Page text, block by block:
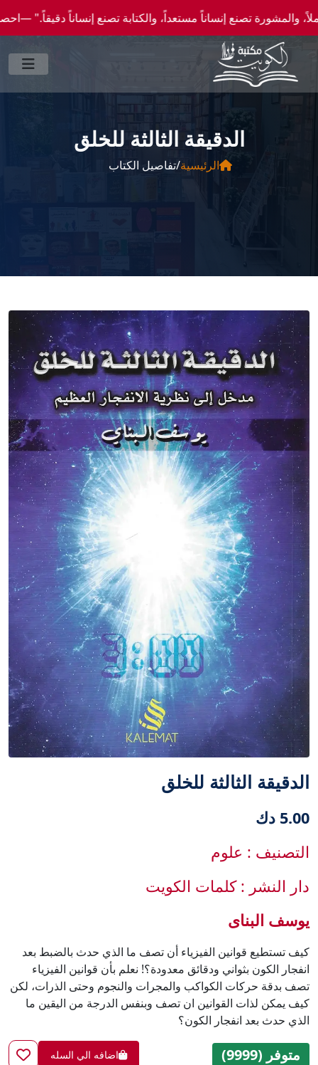
إنساناً مستعداً، والكتابة تصنع إنساناً دقيقاً." —احصل علي عروض وخصومات خاصة عن
الدقيقة الثالثة للخلق
الرئيسية/تفاصيل الكتاب
الدقيقة الثالثة للخلق
5.00 دك
التصنيف : علوم
دار النشر : كلمات الكويت
يوسف البناى
كيف تستطيع قوانين الفيزياء أن تصف ما الذي حدث بالضبط بعد
انفجار الكون بثواني ودقائق معدودة؟! نعلم بأن قوانين الفيزياء
تصف بدقة حركات الكواكب والمجرات والنجوم وحتى الذرات، لكن
كيف يمكن لذات القوانين ان تصف وبنفس الدرجة من اليقين ما
الذي حدث بعد انفجار الكون؟
متوفر (9999) اضافه الي السله